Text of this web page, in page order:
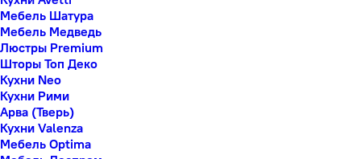
Мебель Шатура
Мебель Медведь
Люстры Premium
Шторы Топ Деко
Кухни Neo
Кухни Рими
Арва (Тверь)
Кухни Valenza
Мебель Optima